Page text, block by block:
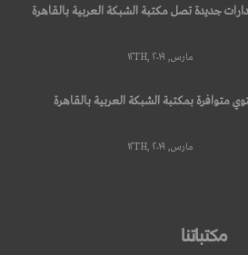
جديدة تصل مكتبة الشبكة العربية بالقاهرة
مارس, ۱۲TH, ۲۰۱۹
متوافرة بمكتبة الشبكة العربية بالقاهرة
مارس, ۱۲TH, ۲۰۱۹
مكتباتنا